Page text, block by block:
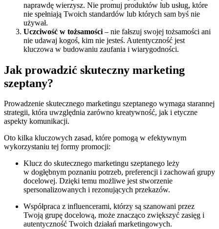
naprawdę wierzysz. Nie promuj produktów lub usług, które
nie spełniają Twoich standardów lub których sam byś nie
używał.
Uczciwość w tożsamości – nie fałszuj swojej tożsamości ani
nie udawaj kogoś, kim nie jesteś. Autentyczność jest
kluczowa w budowaniu zaufania i wiarygodności.
Jak prowadzić skuteczny marketing
szeptany?
Prowadzenie skutecznego marketingu szeptanego wymaga starannej
strategii, która uwzględnia zarówno kreatywność, jak i etyczne
aspekty komunikacji.
Oto kilka kluczowych zasad, które pomogą w efektywnym
wykorzystaniu tej formy promocji:
Klucz do skutecznego marketingu szeptanego leży
w dogłębnym poznaniu potrzeb, preferencji i zachowań grupy
docelowej. Dzięki temu możliwe jest stworzenie
spersonalizowanych i rezonujących przekazów.
Współpraca z influencerami, którzy są szanowani przez
Twoją grupę docelową, może znacząco zwiększyć zasięg i
autentyczność Twoich działań marketingowych.